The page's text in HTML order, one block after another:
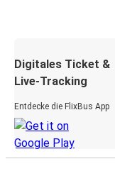
Digitales Ticket &
Live-Tracking
Entdecke die FlixBus App